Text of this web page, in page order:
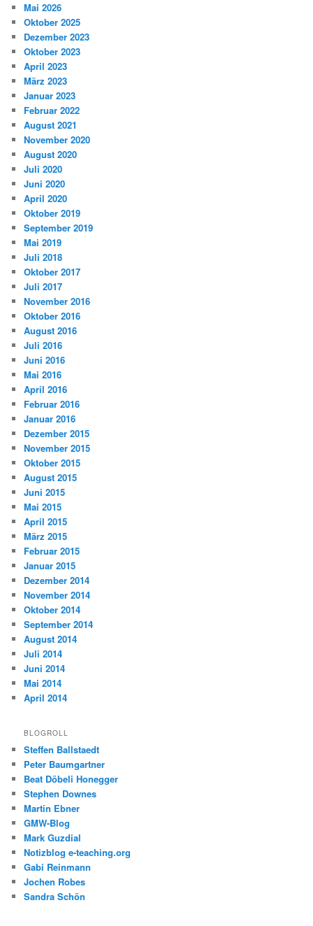
Mai 2026
Oktober 2025
Dezember 2023
Oktober 2023
April 2023
März 2023
Januar 2023
Februar 2022
August 2021
November 2020
August 2020
Juli 2020
Juni 2020
April 2020
Oktober 2019
September 2019
Mai 2019
Juli 2018
Oktober 2017
Juli 2017
November 2016
Oktober 2016
August 2016
Juli 2016
Juni 2016
Mai 2016
April 2016
Februar 2016
Januar 2016
Dezember 2015
November 2015
Oktober 2015
August 2015
Juni 2015
Mai 2015
April 2015
März 2015
Februar 2015
Januar 2015
Dezember 2014
November 2014
Oktober 2014
September 2014
August 2014
Juli 2014
Juni 2014
Mai 2014
April 2014
BLOGROLL
Steffen Ballstaedt
Peter Baumgartner
Beat Döbeli Honegger
Stephen Downes
Martin Ebner
GMW-Blog
Mark Guzdial
Notizblog e-teaching.org
Gabi Reinmann
Jochen Robes
Sandra Schön